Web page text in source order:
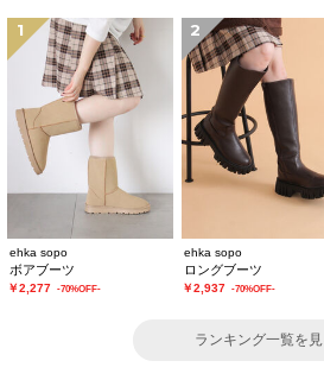
1
ehka sopo
ボアブーツ
￥2,277 -70%OFF-
2
ehka sopo
ロングブーツ
￥2,937 -70%OFF-
ランキング一覧を